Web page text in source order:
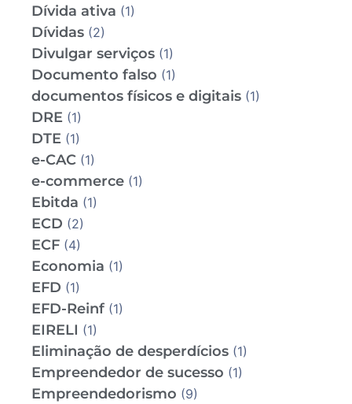
Dívida ativa (1)
Dívidas (2)
Divulgar serviços (1)
Documento falso (1)
documentos físicos e digitais (1)
DRE (1)
DTE (1)
e-CAC (1)
e-commerce (1)
Ebitda (1)
ECD (2)
ECF (4)
Economia (1)
EFD (1)
EFD-Reinf (1)
EIRELI (1)
Eliminação de desperdícios (1)
Empreendedor de sucesso (1)
Empreendedorismo (9)